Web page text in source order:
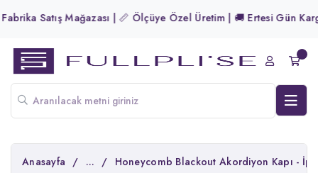
Satış Mağazası | 📏 Ölçüye Özel Üretim | 🚚 Ertesi Gün
Anasayfa / ... / Honeycomb Blackout Akordiyon Kapı - İp